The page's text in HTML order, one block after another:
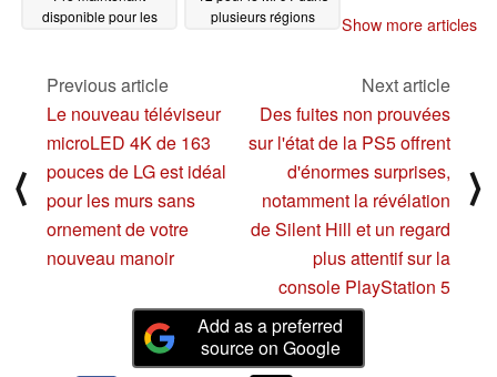
disponible pour les
plusieurs régions
Show more articles
⟨
Previous article
Le nouveau téléviseur
microLED 4K de 163
pouces de LG est idéal
pour les murs sans
ornement de votre
nouveau manoir
Next article
Des fuites non prouvées
sur l'état de la PS5 offrent
d'énormes surprises,
notamment la révélation
de Silent Hill et un regard
plus attentif sur la
console PlayStation 5
⟩
Add as a preferred
source on Google